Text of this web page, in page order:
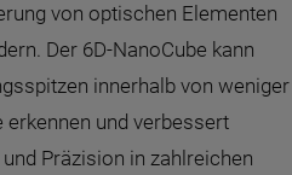
von optischen Elementen
Der 6D-NanoCube kann
innerhalb von weniger
erkennen und verbessert
Präzision in zahlreichen